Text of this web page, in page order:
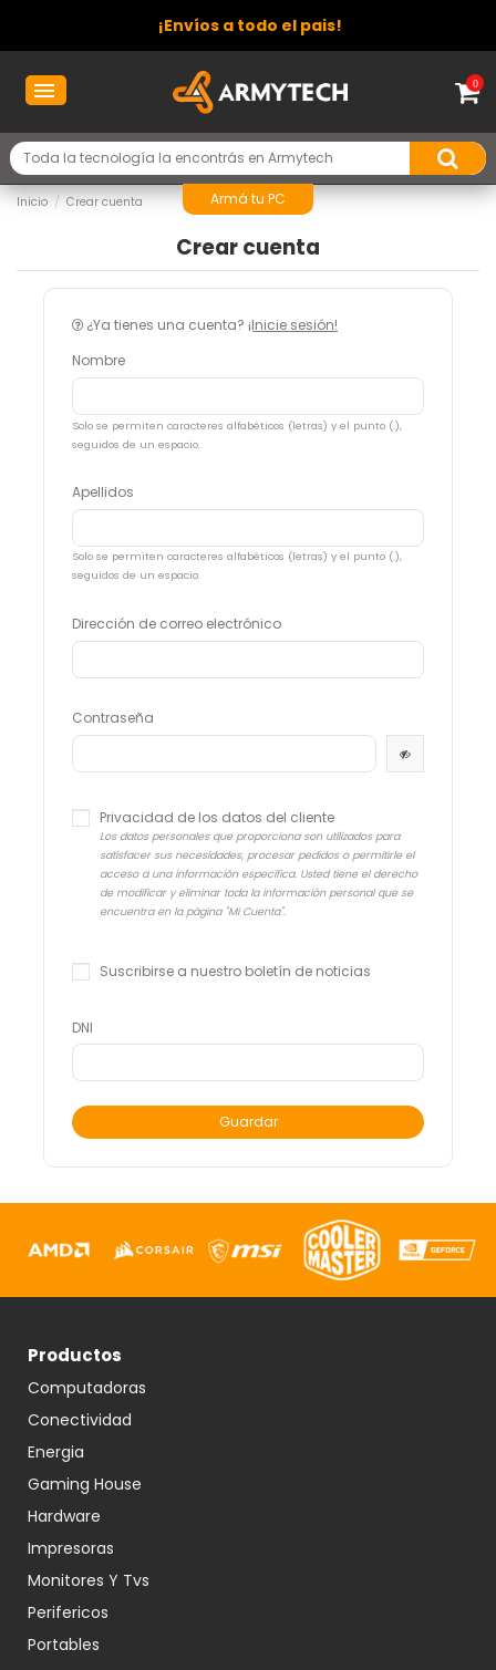
¡Envíos a todo el pais!
0
Armá tu PC
Inicio Crear cuenta
Crear cuenta
¿Ya tienes una cuenta? ¡Inicie sesión!
Nombre
Solo se permiten caracteres alfabéticos (letras) y el punto (.),
seguidos de un espacio.
Apellidos
Solo se permiten caracteres alfabéticos (letras) y el punto (.),
seguidos de un espacio.
Dirección de correo electrónico
Contraseña
Privacidad de los datos del cliente
Los datos personales que proporciona son utilizados para
satisfacer sus necesidades, procesar pedidos o permitirle el
acceso a una información específica. Usted tiene el derecho
de modificar y eliminar toda la información personal que se
encuentra en la página "Mi Cuenta".
Suscribirse a nuestro boletín de noticias
DNI
Guardar
Productos
Computadoras
Conectividad
Energia
Gaming House
Hardware
Impresoras
Monitores Y Tvs
Perifericos
Portables